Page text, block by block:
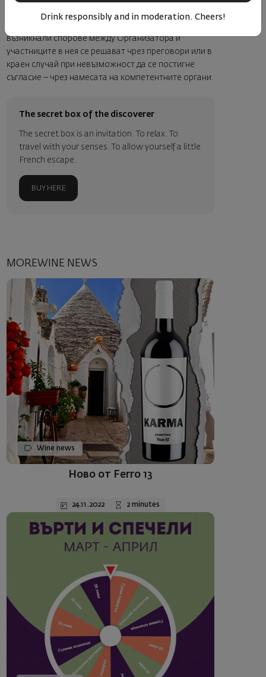
Фейсбук страницата си всякакво съдържание, което
възникнали спорове между Организатора и
участниците в нея се решават чрез преговори или в
краен случай при невъзможност да се постигне
съгласие – чрез намесата на компетентните органи.
The secret box of the discoverer
The secret box is an invitation. To relax. To
travel with your senses. To allow yourself a little
French escape.
BUY HERE
MOREWINE NEWS
Wine news
Ново от Ferro 13
24.11.2022 2 minutes
Drink responsibly and in moderation. Cheers!